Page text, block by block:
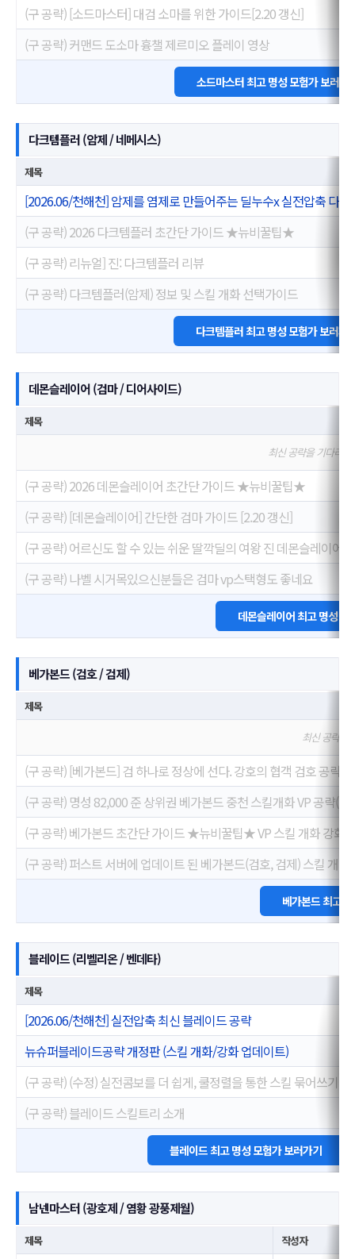
(구 공략) [소드마스터] 대검 소마를 위한 가이드[2.20 갱신]
(구 공략) 커맨드 도소마 흉챌 제르미오 플레이 영상
소드마스터 최고 명성 모험가 보러가
다크템플러 (암제 / 네메시스)
제목
[2026.06/천해천] 암제를 염제로 만들어주는 딜누수x 실전압축 다크
(구 공략) 2026 다크템플러 초간단 가이드 ★뉴비꿀팁★
(구 공략) 리뉴얼] 진: 다크템플러 리뷰
(구 공략) 다크템플러(암제) 정보 및 스킬 개화 선택가이드
다크템플러 최고 명성 모험가 보러가
데몬슬레이어 (검마 / 디어사이드)
제목
최신 공략을 기다리고
(구 공략) 2026 데몬슬레이어 초간단 가이드 ★뉴비꿀팁★
(구 공략) [데몬슬레이어] 간단한 검마 가이드 [2.20 갱신]
(구 공략) 어르신도 할 수 있는 쉬운 딸깍딜의 여왕 진 데몬슬레이어
(구 공략) 나벨 시거목있으신분들은 검마 vp스택형도 좋네요
데몬슬레이어 최고 명성 모
베가본드 (검호 / 검제)
제목
최신 공략을
(구 공략) [베가본드] 검 하나로 정상에 선다. 강호의 협객 검호 공략.
(구 공략) 명성 82,000 준 상위권 베가본드 중천 스킬개화 VP 공략(
(구 공략) 베가본드 초간단 가이드 ★뉴비꿀팁★ VP 스킬 개화 강화
(구 공략) 퍼스트 서버에 업데이트 된 베가본드(검호, 검제) 스킬 개화
베가본드 최고
블레이드 (리벨리온 / 벤데타)
제목
[2026.06/천해천] 실전압축 최신 블레이드 공략
뉴슈퍼블레이드공략 개정판 (스킬 개화/강화 업데이트)
(구 공략) (수정) 실전콤보를 더 쉽게, 쿨정렬을 통한 스킬 묶어쓰기
(구 공략) 블레이드 스킬트리 소개
블레이드 최고 명성 모험가 보러가기
남넨마스터 (광호제 / 염황 광풍제월)
제목 작성자